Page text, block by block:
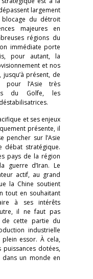
largement
blocage du détroit
majeures en
régions du
immédiate porte
pour autant, la
et nos
présent, de
pour l’Asie très
du Golfe, les
et ses enjeux
présente, il
pencher sur l’Asie
débat stratégique.
pays de la région
guerre d’Iran. Le
actif, au grand
la Chine soutient
tout en souhaitant
à ses intérêts
il ne faut pas
cette partie du
industrielle
essor. À cela,
dotées,
un monde en